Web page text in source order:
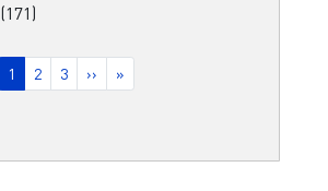
(171)
Page courante
1 Page
2 Page
3 Page suivante
›› Dernière page
»